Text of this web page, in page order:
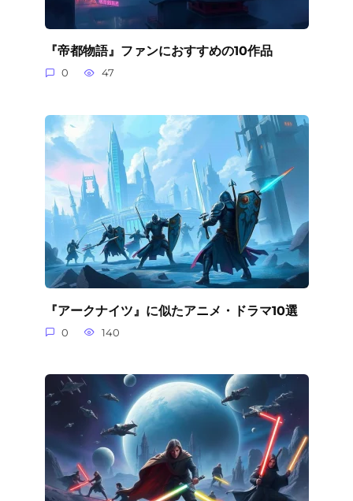
『帝都物語』ファンにおすすめの10作品
0 47
『アークナイツ』に似たアニメ・ドラマ10選
0 140